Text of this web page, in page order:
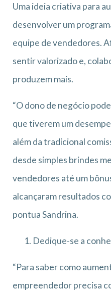
Uma ideia criativa para
desenvolver um
equipe de vendedores.
sentir valorizado e,
produzem mais.
“O dono de negócio
que tiverem um
além da tradicional
desde simples brindes
vendedores até um
alcançaram resultados
pontua Sandrina.
Dedique-se a
“Para saber como
empreendedor precisa